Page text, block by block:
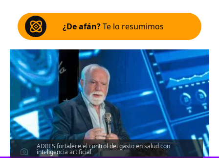
¿De afán?Te lo resumimos
ADRES fortalece el control del gasto en salud con
inteligencia artificial